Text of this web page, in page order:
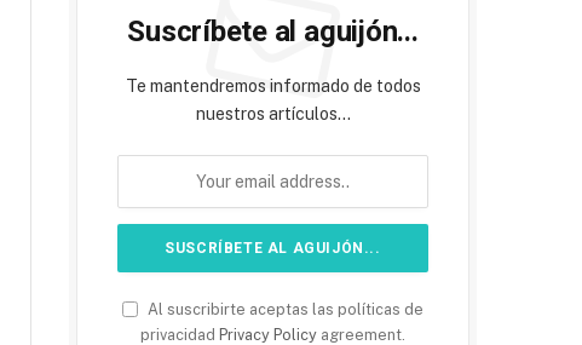
Suscríbete al aguijón...
Te mantendremos informado de todos
nuestros artículos...
Al suscribirte aceptas las políticas de
privacidad Privacy Policy agreement.